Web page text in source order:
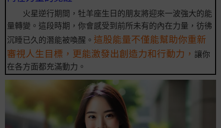
火星逆行期間，牡羊座生日的朋友將迎來一波強大的能
量轉變。這段時期，你會感受到前所未有的內在力量，彷彿
沉睡已久的潛能被喚醒。 這股能量不僅能幫助你重新
審視人生目標，更能激發出創造力和行動力， 讓你
在各方面都充滿動力。